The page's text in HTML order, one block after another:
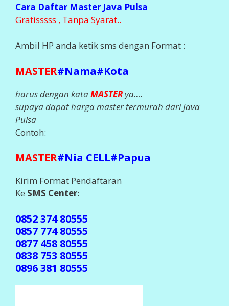
Cara Daftar Master Java Pulsa
Gratisssss , Tanpa Syarat..
Ambil HP anda ketik sms dengan Format :
MASTER#Nama#Kota
harus dengan kataMASTER ya….
supaya dapat harga master termurah dari Java
Pulsa
Contoh:
MASTER#Nia CELL#Papua
Kirim Format Pendaftaran
Ke SMS Center:
0852 374 80555
0857 774 80555
0877 458 80555
0838 753 80555
0896 381 80555